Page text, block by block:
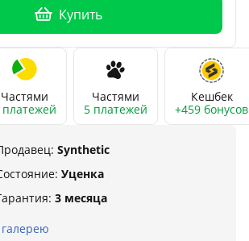
Купить
Частями
платежей
Частями
5 платежей
Кешбек
+459 бонусов
Synthetic
Уценка
3 месяца